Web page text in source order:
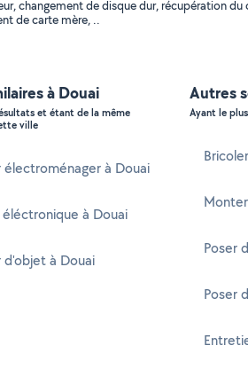
changement de disque dur, récupération
de carte mère, ..
à Douai
et étant de la même
ville
électroménager à Douai
à Douai
d'objet à Douai
Autres
Ayant le
Poser
Poser